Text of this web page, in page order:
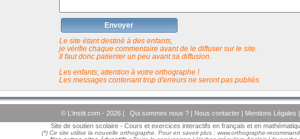
Envoyer
Le site étant destiné à des enfants,
je vérifie chaque commentaire avant de le diffuser sur le site.
Il faut donc patienter un peu avant sa diffusion.
Les enfants, attention à votre orthographe !
Les messages contenant trop d'erreurs ne seront pas publiés.
© L'instit.com - 2026 | Qui sommes nous ? | Nous contacter | Mentions Légales |
Site de soutien scolaire - Cours et exercices interactifs en français et en
(*) Ce site utilise la nouvelle orthographe. Pour en savoir plus : www.orthographe-